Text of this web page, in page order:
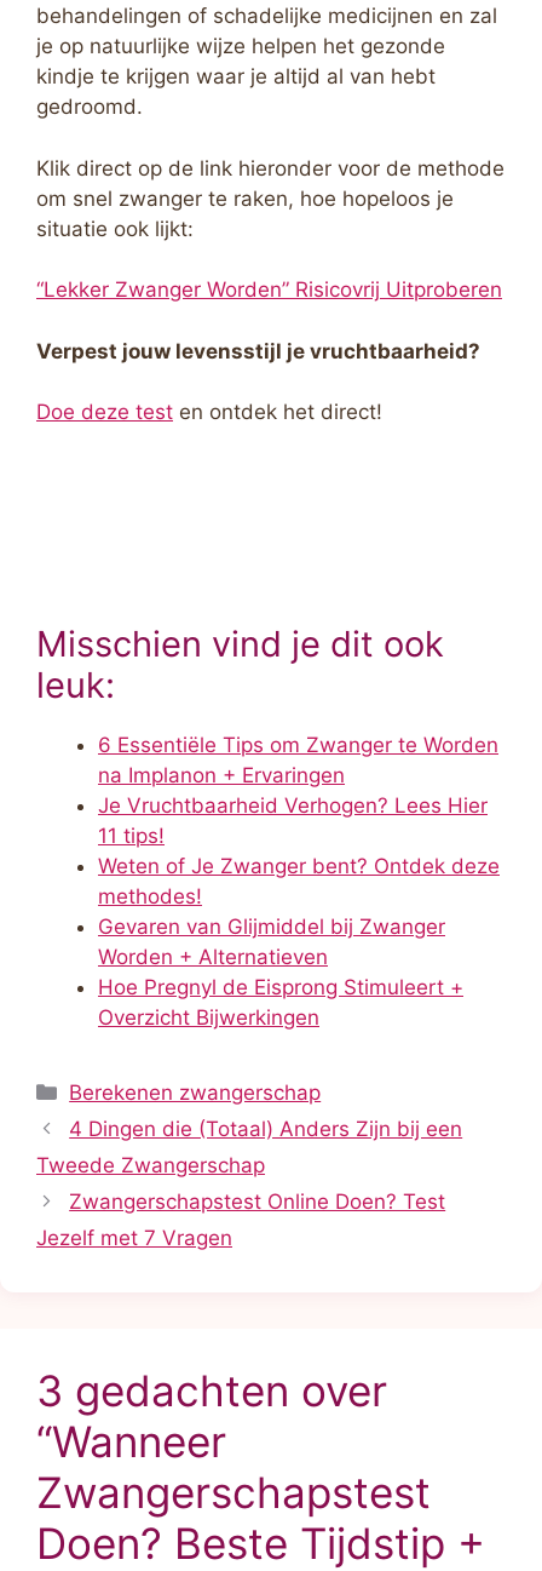
behandelingen of schadelijke medicijnen en zal
je op natuurlijke wijze helpen het gezonde
kindje te krijgen waar je altijd al van hebt
gedroomd.
Klik direct op de link hieronder voor de methode
om snel zwanger te raken, hoe hopeloos je
situatie ook lijkt:
“Lekker Zwanger Worden” Risicovrij Uitproberen
Verpest jouw levensstijl je vruchtbaarheid?
Doe deze test en ontdek het direct!
Misschien vind je dit ook
leuk:
6 Essentiële Tips om Zwanger te Worden
na Implanon + Ervaringen
Je Vruchtbaarheid Verhogen? Lees Hier
11 tips!
Weten of Je Zwanger bent? Ontdek deze
methodes!
Gevaren van Glijmiddel bij Zwanger
Worden + Alternatieven
Hoe Pregnyl de Eisprong Stimuleert +
Overzicht Bijwerkingen
Categorieën
Berekenen zwangerschap
4 Dingen die (Totaal) Anders Zijn bij een
Tweede Zwangerschap
Zwangerschapstest Online Doen? Test
Jezelf met 7 Vragen
3 gedachten over
“Wanneer
Zwangerschapstest
Doen? Beste Tijdstip +